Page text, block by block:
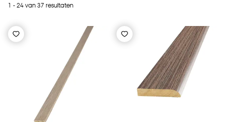
1 - 24 van 37 resultaten